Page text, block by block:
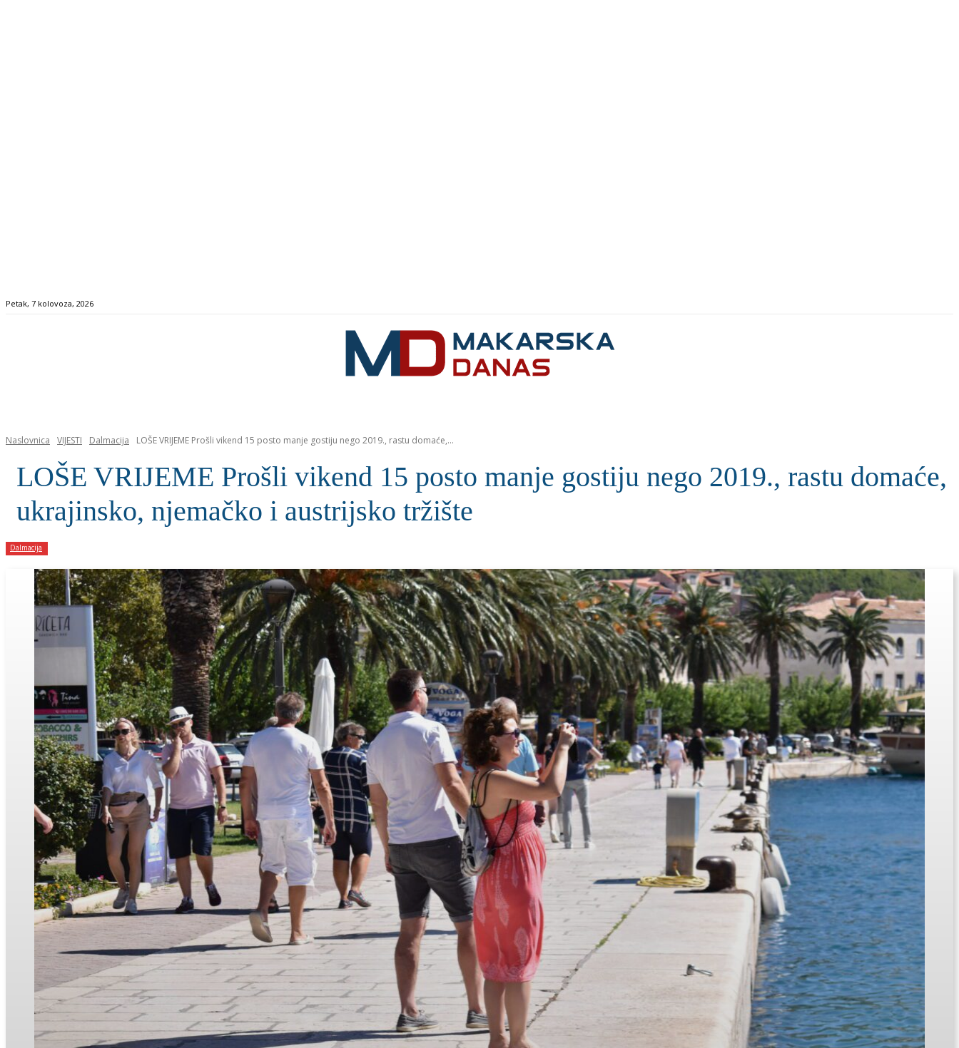
Petak, 7 kolovoza, 2026
Naslovnica VIJESTI Dalmacija LOŠE VRIJEME Prošli vikend 15 posto manje gostiju nego 2019., rastu domaće,...
LOŠE VRIJEME Prošli vikend 15 posto manje gostiju nego 2019., rastu domaće,
ukrajinsko, njemačko i austrijsko tržište
Dalmacija